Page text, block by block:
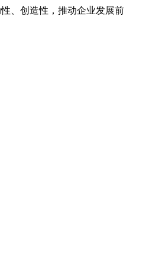
、创造性，推动企业发展前